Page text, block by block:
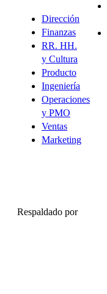
Dirección
Finanzas
RR. HH.
y Cultura
Producto
Ingeniería
Operaciones
y PMO
Ventas
Marketing
Respaldado por